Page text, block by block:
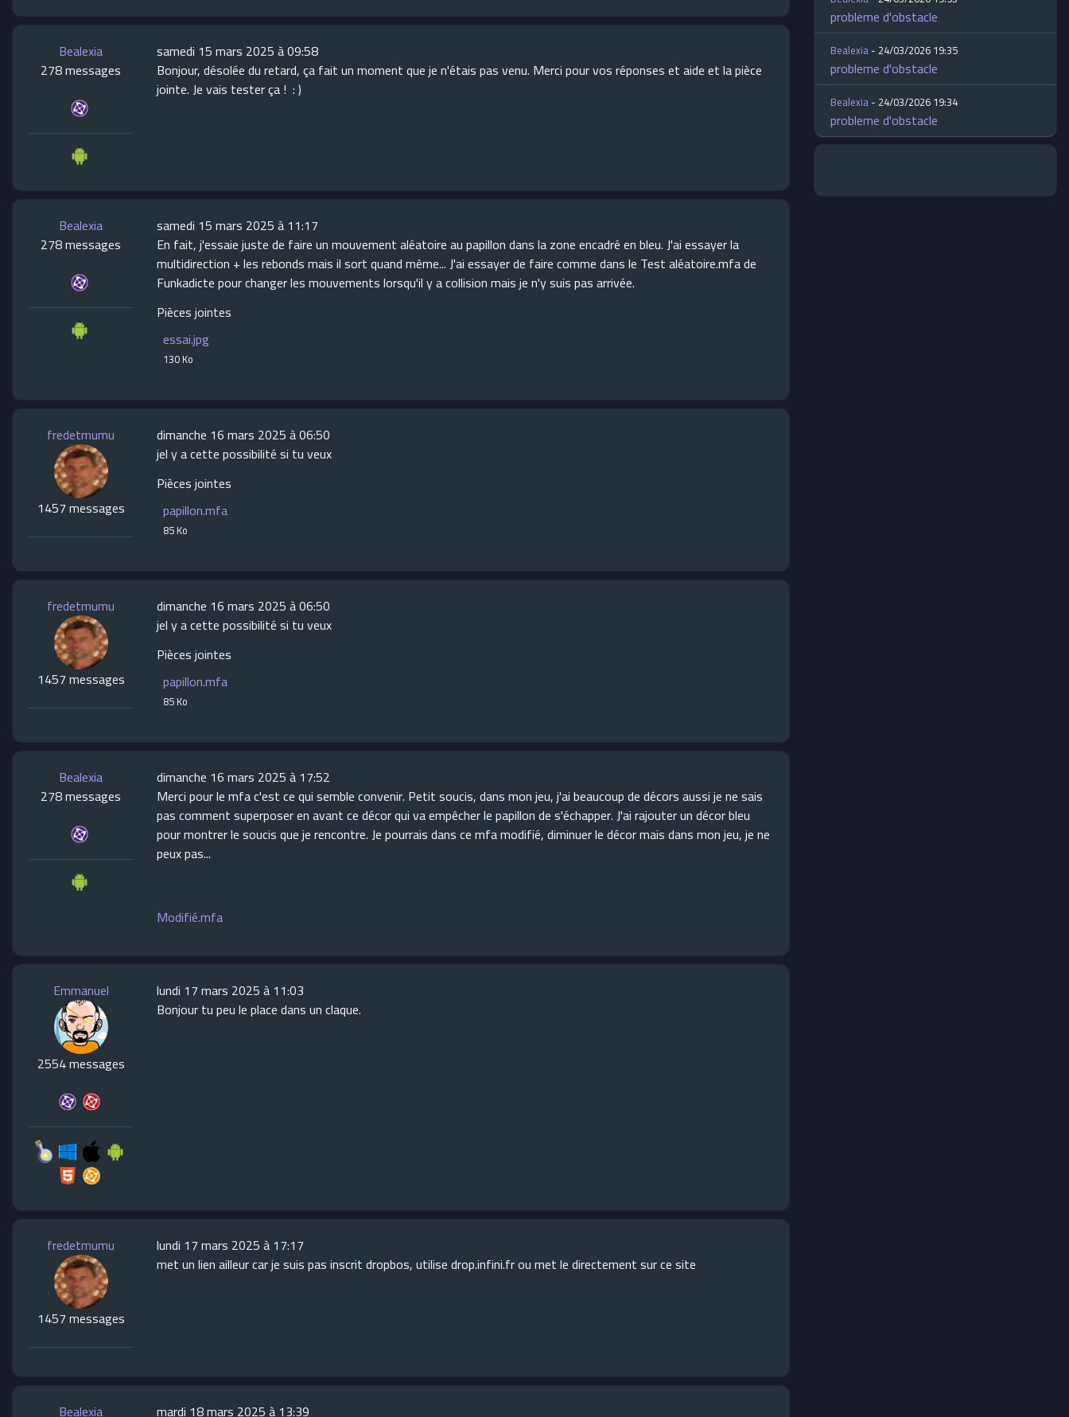
Bealexia
278 messages
samedi 15 mars 2025 à 09:58
Bonjour, désolée du retard, ça fait un moment que je n'étais pas venu. Merci pour vos réponses et aide et la pièce
jointe. Je vais tester ça ! : )
Bealexia
278 messages
samedi 15 mars 2025 à 11:17
En fait, j'essaie juste de faire un mouvement aléatoire au papillon dans la zone encadré en bleu. J'ai essayer la
multidirection + les rebonds mais il sort quand même... J'ai essayer de faire comme dans le Test aléatoire.mfa de
Funkadicte pour changer les mouvements lorsqu'il y a collision mais je n'y suis pas arrivée.
Pièces jointes
essai.jpg
130 Ko
fredetmumu
1457 messages
dimanche 16 mars 2025 à 06:50
jel y a cette possibilité si tu veux
Pièces jointes
papillon.mfa
85 Ko
fredetmumu
1457 messages
dimanche 16 mars 2025 à 06:50
jel y a cette possibilité si tu veux
Pièces jointes
papillon.mfa
85 Ko
Bealexia
278 messages
dimanche 16 mars 2025 à 17:52
Merci pour le mfa c'est ce qui semble convenir. Petit soucis, dans mon jeu, j'ai beaucoup de décors aussi je ne sais
pas comment superposer en avant ce décor qui va empêcher le papillon de s'échapper. J'ai rajouter un décor bleu
pour montrer le soucis que je rencontre. Je pourrais dans ce mfa modifié, diminuer le décor mais dans mon jeu, je ne
peux pas...
Modifié.mfa
Emmanuel
2554 messages
lundi 17 mars 2025 à 11:03
Bonjour tu peu le place dans un claque.
fredetmumu
1457 messages
lundi 17 mars 2025 à 17:17
met un lien ailleur car je suis pas inscrit dropbos, utilise drop.infini.fr ou met le directement sur ce site
Bealexia mardi 18 mars 2025 à 13:39
probleme d'obstacle
Bealexia- 24/03/2026 19:35
probleme d'obstacle
Bealexia- 24/03/2026 19:34
probleme d'obstacle